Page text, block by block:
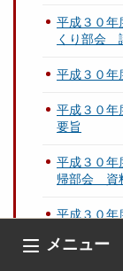
メニュー
平成３０
くり部会
平成３０
平成３０
要旨
平成３０
帰部会 資
平成３０